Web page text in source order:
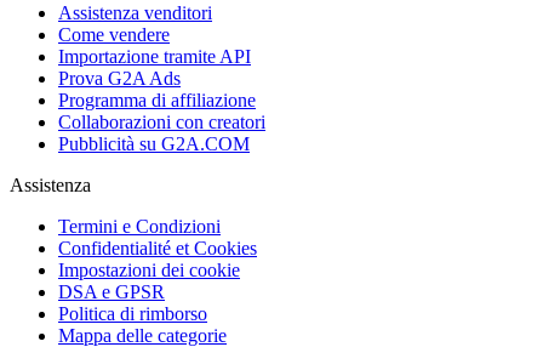
Assistenza venditori
Come vendere
Importazione tramite API
Prova G2A Ads
Programma di affiliazione
Collaborazioni con creatori
Pubblicità su G2A.COM
Assistenza
Termini e Condizioni
Confidentialité et Cookies
Impostazioni dei cookie
DSA e GPSR
Politica di rimborso
Mappa delle categorie